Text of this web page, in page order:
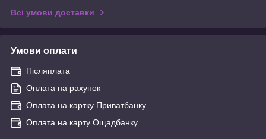
Всі умови доставки
Умови оплати
Післяплата
Оплата на рахунок
Оплата на картку Приватбанку
Оплата на карту Ощадбанку